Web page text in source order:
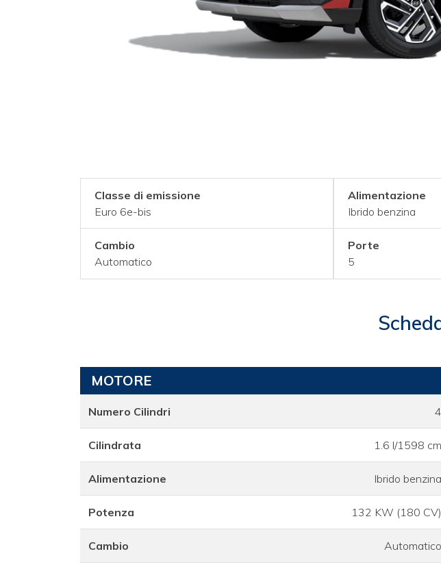
Classe di emissione
Euro 6e-bis
Alimentazione
Ibrido benzina
Cambio
Automatico
Porte
5
MOTORE
Numero Cilindri 4
Cilindrata 1.6 l/1598 cm
Alimentazione Ibrido benzina
Potenza 132 KW (180 CV)
Cambio Automatico